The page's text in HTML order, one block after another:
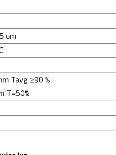
um
Tavg ≥90 %
T=50%